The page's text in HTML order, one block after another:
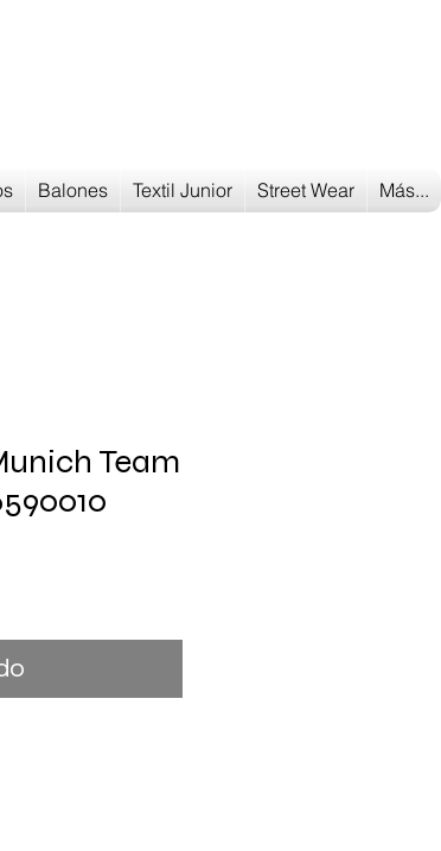
Team
Balones Textil Junior Street Wear Más...